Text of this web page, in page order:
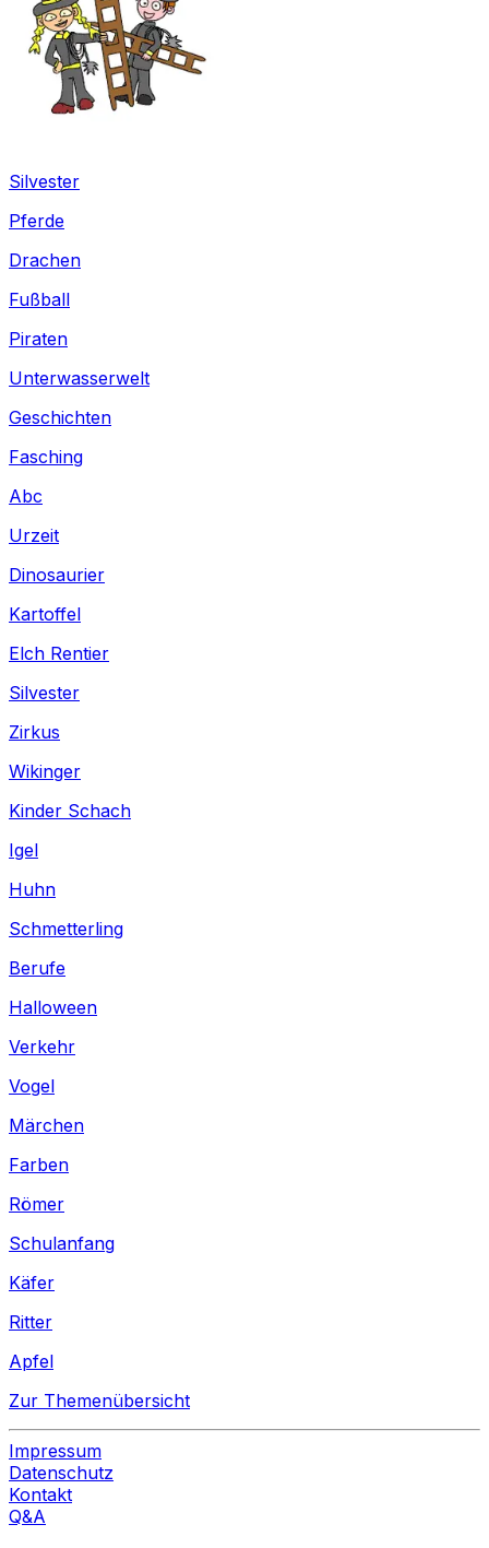
Silvester
Pferde
Drachen
Fußball
Piraten
Unterwasserwelt
Geschichten
Fasching
Abc
Urzeit
Dinosaurier
Kartoffel
Elch Rentier
Silvester
Zirkus
Wikinger
Kinder Schach
Igel
Huhn
Schmetterling
Berufe
Halloween
Verkehr
Vogel
Märchen
Farben
Römer
Schulanfang
Käfer
Ritter
Apfel
Zur Themenübersicht
Impressum
Datenschutz
Kontakt
Q&A